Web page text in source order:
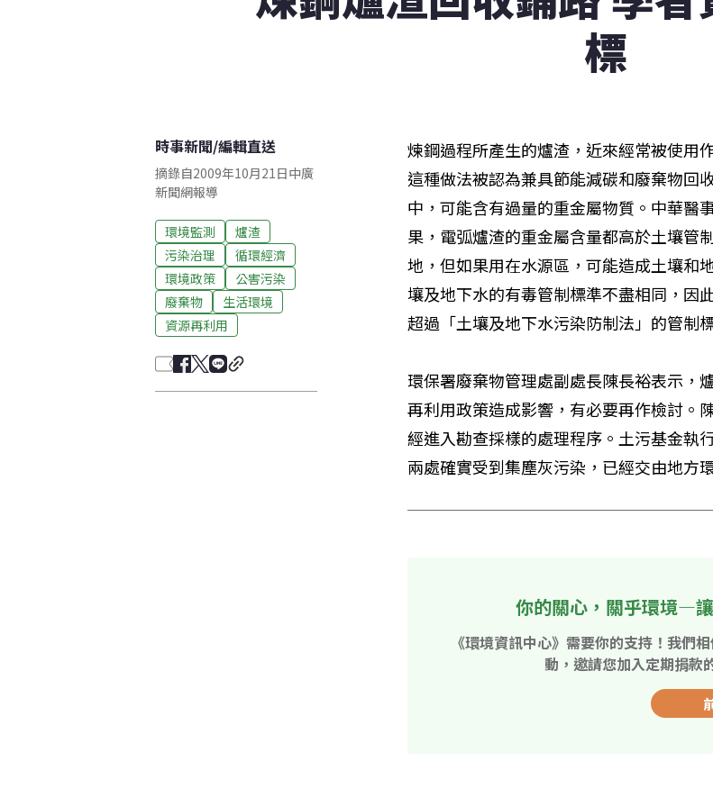
標
時事新聞/編輯直送
摘錄自2009年10月21日中廣
新聞網報導
環境監測
爐渣
污染治理
循環經濟
環境政策
公害污染
廢棄物
生活環境
資源再利用
煉鋼過程所產生的爐渣，近來經常被使用
這種做法被認為兼具節能減碳和廢棄物回
中，可能含有過量的重金屬物質。中華醫
果，電弧爐渣的重金屬含量都高於土壤管
地，但如果用在水源區，可能造成土壤和
壤及地下水的有毒管制標準不盡相同，因
超過「土壤及地下水污染防制法」的管制
環保署廢棄物管理處副處長陳長裕表示，
再利用政策造成影響，有必要再作檢討。
經進入勘查採樣的處理程序。土污基金執
兩處確實受到集塵灰污染，已經交由地方
你的關心，關乎環境—
《環境資訊中心》需要你的支持！我們
動，邀請您加入定期捐款